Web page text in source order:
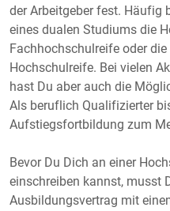
der Arbeitgeber fest. Häufig
eines dualen Studiums die
Fachhochschulreife oder
Hochschulreife. Bei vielen
hast Du aber auch die
Als beruflich Qualifizierter
Aufstiegsfortbildung zum
Bevor Du Dich an einer
einschreiben kannst, musst
Ausbildungsvertrag mit